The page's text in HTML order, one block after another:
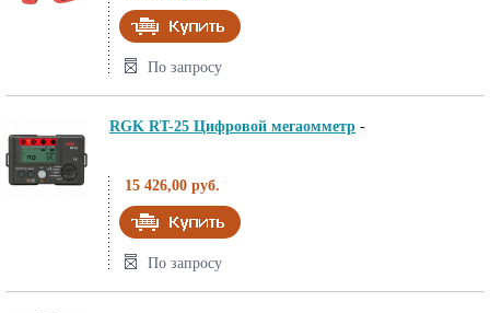
По запросу
RGK RT-25 Цифровой мегаомметр -
15 426,00 руб.
По запросу